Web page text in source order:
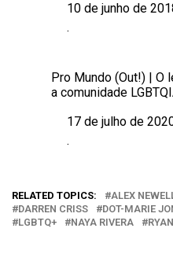
Data10 de junho de
Em relação a
.
Pro Mundo (Out!) | O
a comunidade
Data17 de julho de
Em relação a
.
RELATED TOPICS: ALEX
DARREN CRISS
DOT-MARIE
LGBTQ+
NAYA RIVERA